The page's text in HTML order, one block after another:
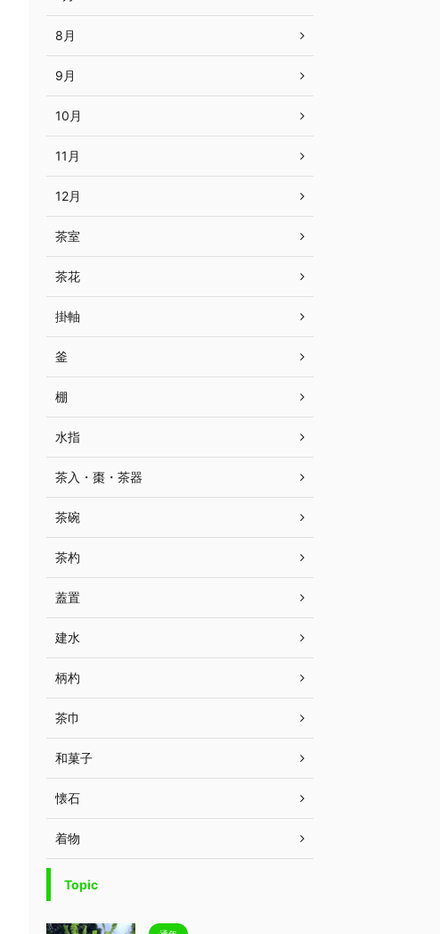
8月
9月
10月
11月
12月
茶室
茶花
掛軸
釜
棚
水指
茶入・棗・茶器
茶碗
茶杓
蓋置
建水
柄杓
茶巾
和菓子
懐石
着物
Topic